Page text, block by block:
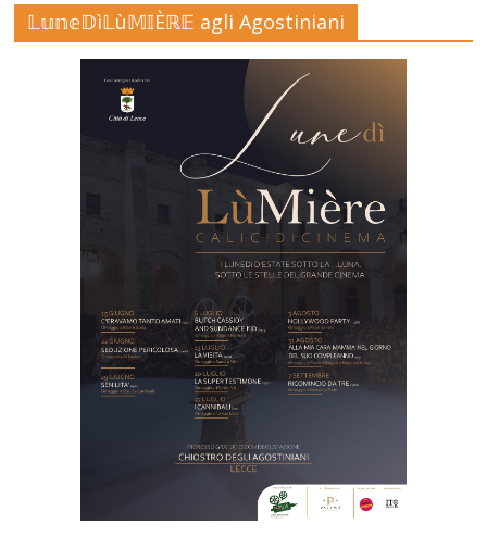
𝕃𝕦𝕟𝕖𝔻ì𝕃ù𝕄𝕀Èℝ𝔼 agli Agostiniani